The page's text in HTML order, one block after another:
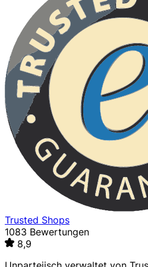
Trusted Shops
1083 Bewertungen
8,9